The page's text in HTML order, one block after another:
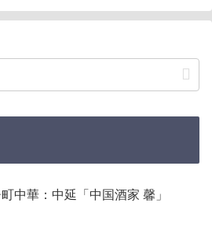
中華：中延「中国酒家 馨」